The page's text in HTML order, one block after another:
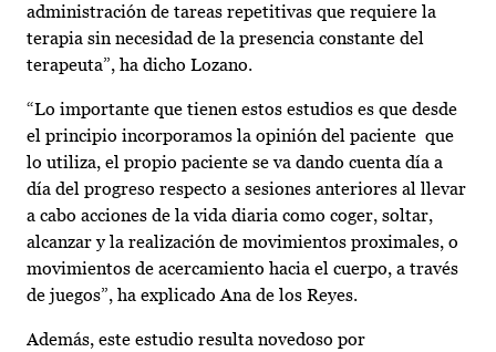
administración de tareas repetitivas que requiere la
terapia sin necesidad de la presencia constante del
terapeuta”, ha dicho Lozano.
“Lo importante que tienen estos estudios es que desde
el principio incorporamos la opinión del paciente que
lo utiliza, el propio paciente se va dando cuenta día a
día del progreso respecto a sesiones anteriores al llevar
a cabo acciones de la vida diaria como coger, soltar,
alcanzar y la realización de movimientos proximales, o
movimientos de acercamiento hacia el cuerpo, a través
de juegos”, ha explicado Ana de los Reyes.
Además, este estudio resulta novedoso por